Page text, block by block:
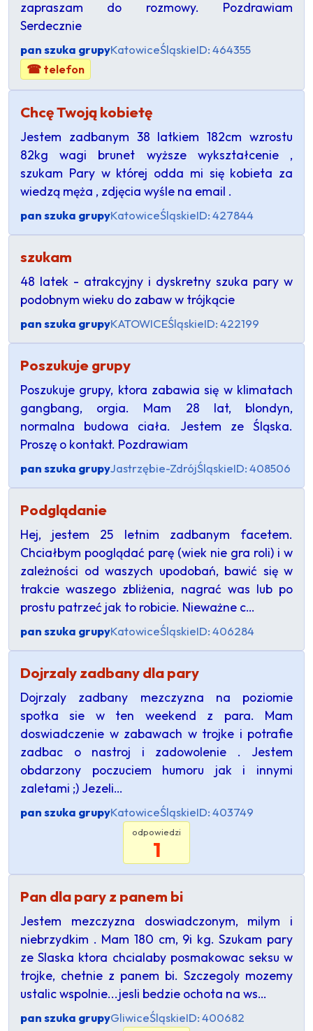
zapraszam do rozmowy. Pozdrawiam
Serdecznie
pan szuka grupyKatowiceŚląskieID: 464355
☎ telefon
Chcę Twoją kobietę
Jestem zadbanym 38 latkiem 182cm wzrostu
82kg wagi brunet wyższe wykształcenie ,
szukam Pary w której odda mi się kobieta za
wiedzą męża , zdjęcia wyśle na email .
pan szuka grupyKatowiceŚląskieID: 427844
szukam
48 latek - atrakcyjny i dyskretny szuka pary w
podobnym wieku do zabaw w trójkącie
pan szuka grupyKATOWICEŚląskieID: 422199
Poszukuje grupy
Poszukuje grupy, ktora zabawia się w klimatach
gangbang, orgia. Mam 28 lat, blondyn,
normalna budowa ciała. Jestem ze Śląska.
Proszę o kontakt. Pozdrawiam
pan szuka grupyJastrzębie-ZdrójŚląskieID: 408506
Podglądanie
Hej, jestem 25 letnim zadbanym facetem.
Chciałbym pooglądać parę (wiek nie gra roli) i w
zależności od waszych upodobań, bawić się w
trakcie waszego zbliżenia, nagrać was lub po
prostu patrzeć jak to robicie. Nieważne c…
pan szuka grupyKatowiceŚląskieID: 406284
Dojrzaly zadbany dla pary
Dojrzaly zadbany mezczyzna na poziomie
spotka sie w ten weekend z para. Mam
doswiadczenie w zabawach w trojke i potrafie
zadbac o nastroj i zadowolenie . Jestem
obdarzony poczuciem humoru jak i innymi
zaletami ;) Jezeli…
pan szuka grupyKatowiceŚląskieID: 403749
odpowiedzi
1
Pan dla pary z panem bi
Jestem mezczyzna doswiadczonym, milym i
niebrzydkim . Mam 180 cm, 9i kg. Szukam pary
ze Slaska ktora chcialaby posmakowac seksu w
trojke, chetnie z panem bi. Szczegoly mozemy
ustalic wspolnie...jesli bedzie ochota na ws…
pan szuka grupyGliwiceŚląskieID: 400682